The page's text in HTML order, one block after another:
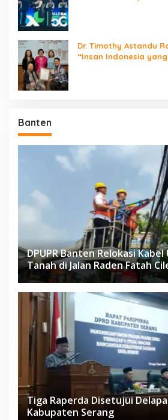
Dr. Timothy Astandu
“Insan Indonesia
Banten
DPUPR Banten Relokasi
Tanah di Jalan Raden Fatah
Tiga Raperda Disetujui
Kabupaten Serang